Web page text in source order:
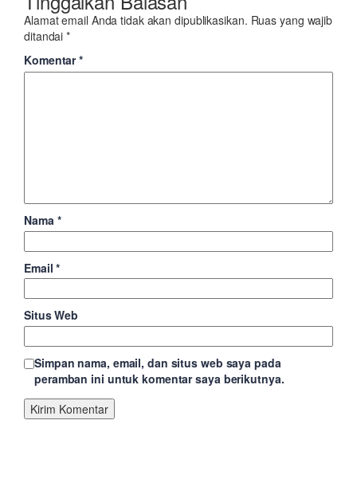
Alamat email Anda tidak akan dipublikasikan. Ruas yang wajib
ditandai*
Komentar*
Nama *
Email*
Situs Web
Simpan nama, email, dan situs web saya pada
peramban ini untuk komentar saya berikutnya.